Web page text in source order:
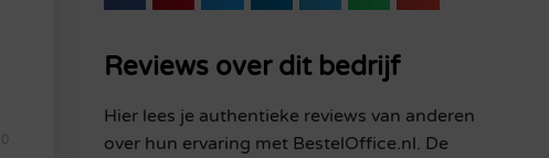
0
Reviews over dit bedrijf
Hier lees je authentieke reviews van anderen
over hun ervaring met BestelOffice.nl. De